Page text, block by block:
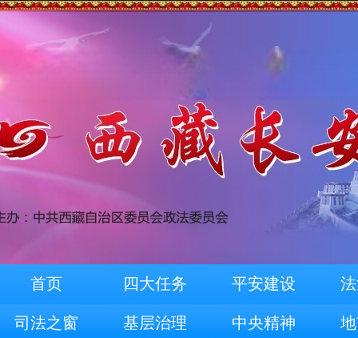
首页 四大任务 平安建设
司法之窗 基层治理 中央精神